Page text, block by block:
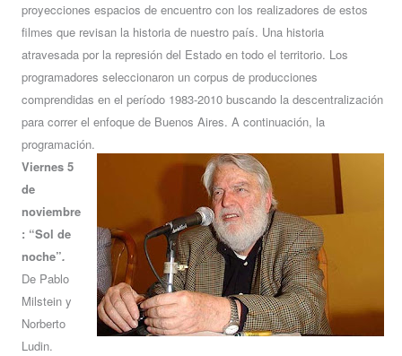
proyecciones espacios de encuentro con los realizadores de estos
filmes que revisan la historia de nuestro país. Una historia
atravesada por la represión del Estado en todo el territorio. Los
programadores seleccionaron un corpus de producciones
comprendidas en el período 1983-2010 buscando la descentralización
para correr el enfoque de Buenos Aires. A continuación, la
programación.
Viernes 5
de
noviembre
: “Sol de
noche”.
De Pablo
Milstein y
Norberto
Ludin.